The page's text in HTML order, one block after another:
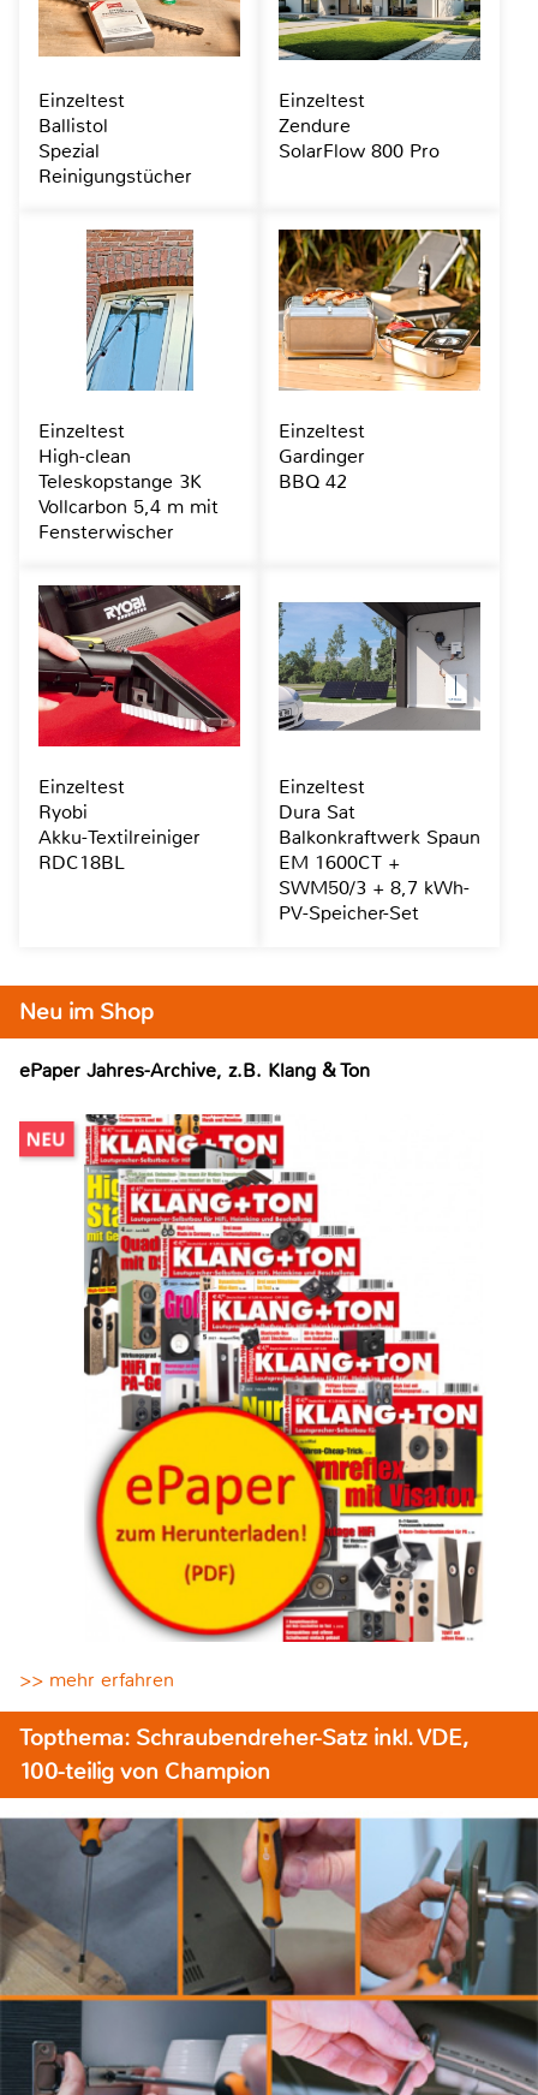
Neu im Shop
ePaper Jahres-Archive, z.B. Klang & Ton
>> mehr erfahren
Topthema: Schraubendreher-Satz inkl. VDE,
100-teilig von Champion
Einzeltest
Ballistol
Spezial
Reinigungstücher
Einzeltest
Zendure
SolarFlow 800 Pro
Einzeltest
High-clean
Teleskopstange 3K
Vollcarbon 5,4 m mit
Fensterwischer
Einzeltest
Gardinger
BBQ 42
Einzeltest
Ryobi
Akku-Textilreiniger
RDC18BL
Einzeltest
Dura Sat
Balkonkraftwerk Spaun
EM 1600CT +
SWM50/3 + 8,7 kWh-
PV-Speicher-Set